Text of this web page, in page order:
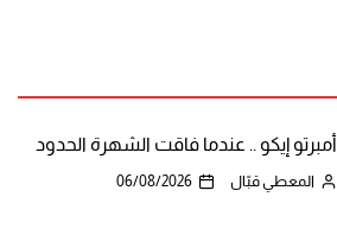
أمبرتو إيكو .. عندما فاقت الشهرة الحدود
المعطي قبّال 06/08/2026